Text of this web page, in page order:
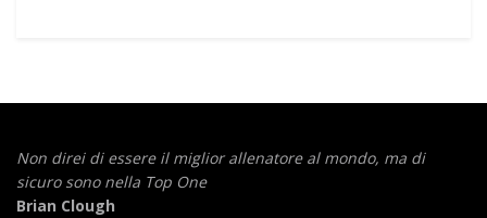
Non direi di essere il miglior allenatore al mondo, ma di
sicuro sono nella Top One
Brian Clough